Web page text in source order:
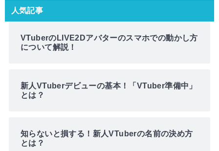
人気記事
VTuberのLIVE2Dアバターのスマホでの動かし方
について解説！
新人VTuberデビューの基本！「VTuber準備中」
とは？
知らないと損する！新人VTuberの名前の決め方
とは？